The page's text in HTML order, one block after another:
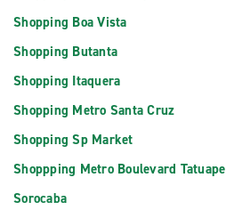
Shopping Boa Vista
Shopping Butanta
Shopping Itaquera
Shopping Metro Santa Cruz
Shopping Sp Market
Shoppping Metro Boulevard Tatuape
Sorocaba